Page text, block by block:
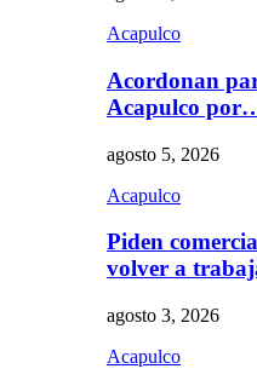
Acapulco
Acordonan
Acapulco
agosto 5, 2026
Acapulco
Piden
volver a
agosto 3, 2026
Acapulco